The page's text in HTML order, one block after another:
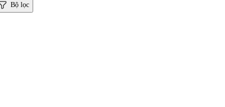
Bộ lọc